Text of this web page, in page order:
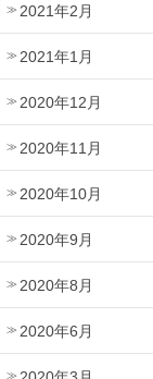
2021年2月
2021年1月
2020年12月
2020年11月
2020年10月
2020年9月
2020年8月
2020年6月